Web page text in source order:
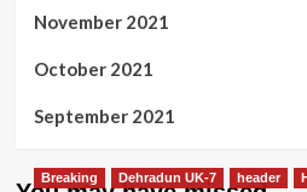
November 2021
October 2021
September 2021
Breaking Dehradun UK-7 header